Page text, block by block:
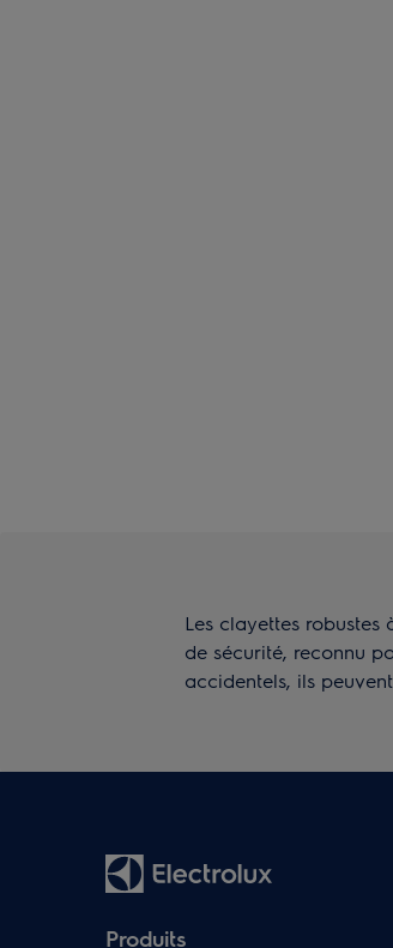
Les clayettes
de sécurité, reconnu
accidentels, ils
Produits